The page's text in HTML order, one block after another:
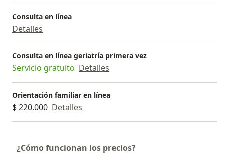
Consulta en línea
Detalles
Consulta en línea geriatría primera vez
Servicio gratuito Detalles
Orientación familiar en línea
$ 220.000 Detalles
¿Cómo funcionan los precios?